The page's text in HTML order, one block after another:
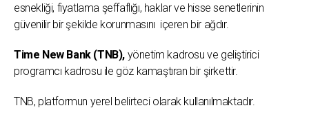
esnekliği, fiyatlama şeffaflığı, haklar ve hisse senetlerinin
güvenilir bir şekilde korunmasını içeren bir ağdır.
Time New Bank (TNB), yönetim kadrosu ve geliştirici
programcı kadrosu ile göz kamaştıran bir şirkettir.
TNB, platformun yerel belirteci olarak kullanılmaktadır.